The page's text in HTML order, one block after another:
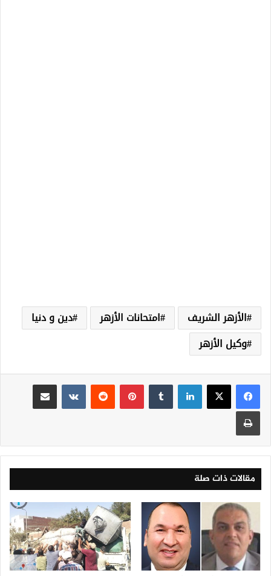
الأزهر الشريف امتحانات الأزهر
دين و دنيا
وكيل الأزهر
لينكدإن بينتيريست
مقالات ذات صلة